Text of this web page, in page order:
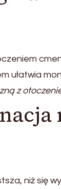
ułatwia
z
niż się